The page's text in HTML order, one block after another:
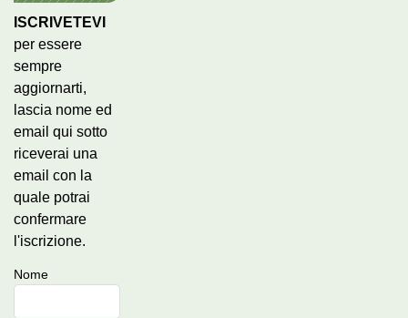
ISCRIVETEVI
per essere
sempre
aggiornarti,
lascia nome ed
email qui sotto
riceverai una
email con la
quale potrai
confermare
l'iscrizione.
Nome